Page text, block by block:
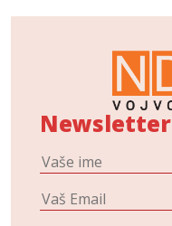
Newsletter